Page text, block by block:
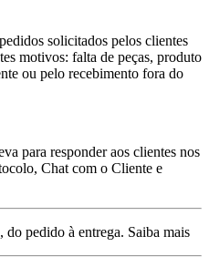
solicitados pelos clientes
motivos: falta de peças, produto
ou pelo recebimento fora do
para responder aos clientes nos
Chat com o Cliente e
do pedido à entrega. Saiba mais